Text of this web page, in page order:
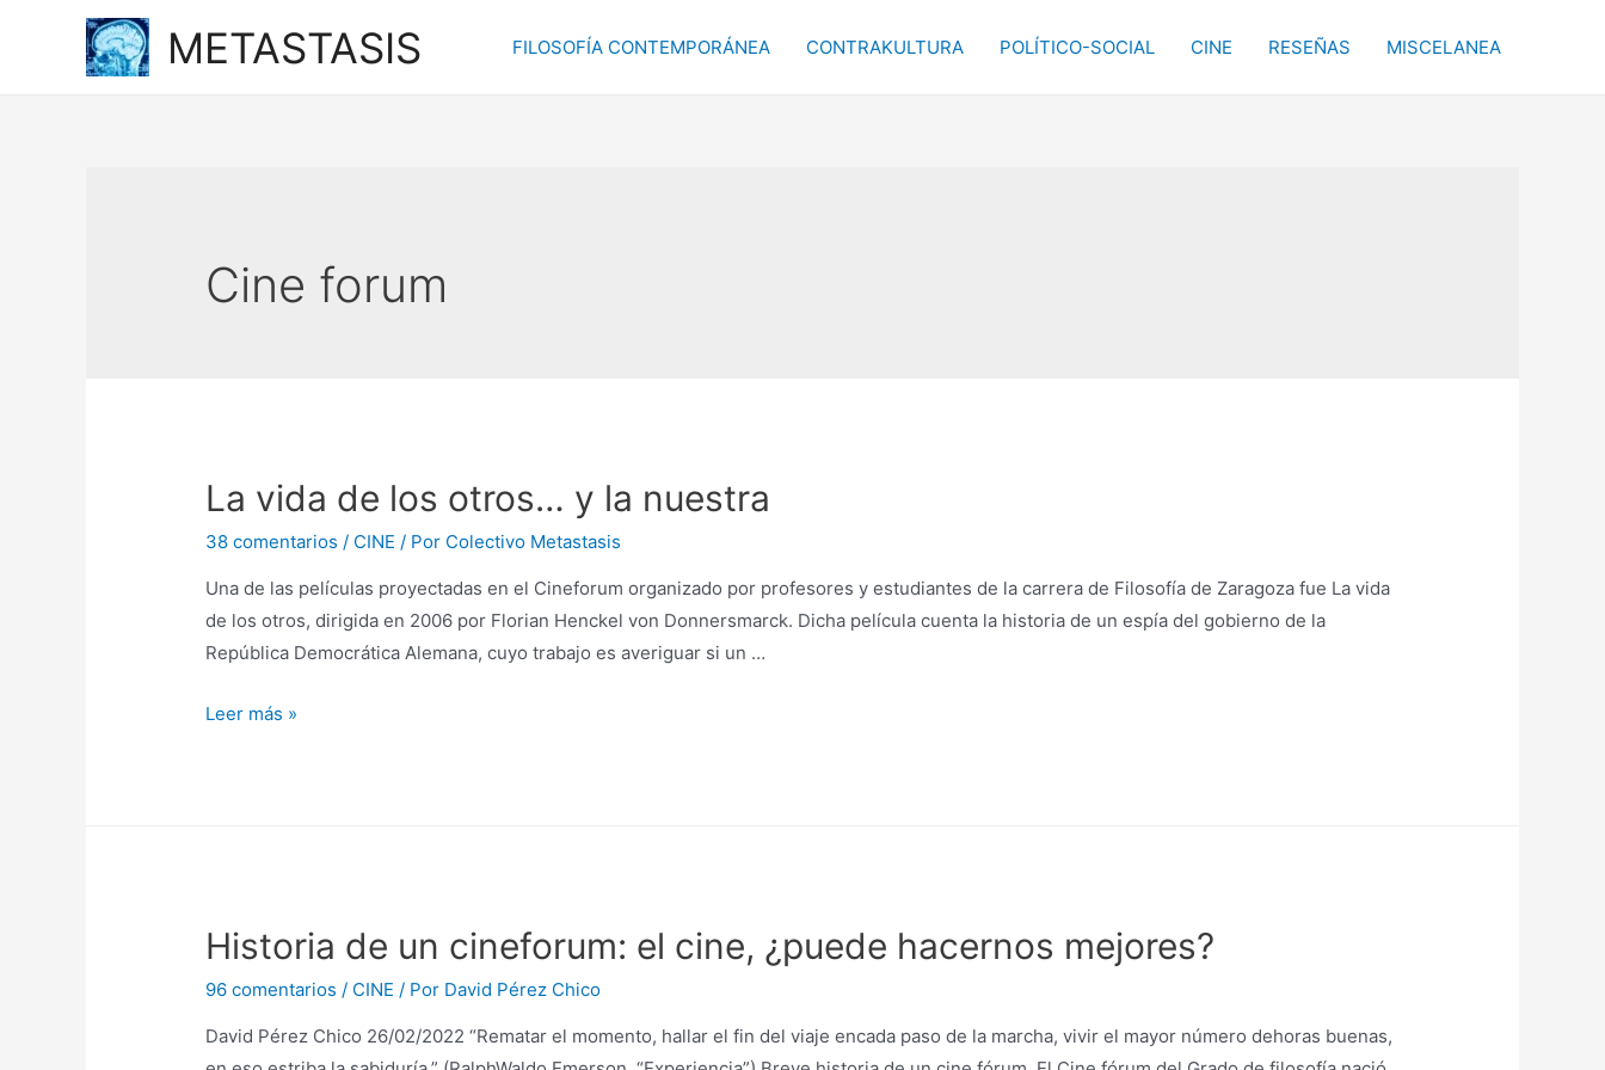
METASTASIS FILOSOFÍA CONTEMPORÁNEA CONTRAKULTURA POLÍTICO-SOCIAL CINE RESEÑAS MISCELANEA
Cine forum
La vida de los otros… y la nuestra
38 comentarios / CINE / Por Colectivo Metastasis
Una de las películas proyectadas en el Cineforum organizado por profesores y estudiantes de la carrera de Filosofía de Zaragoza fue La vida
de los otros, dirigida en 2006 por Florian Henckel von Donnersmarck. Dicha película cuenta la historia de un espía del gobierno de la
República Democrática Alemana, cuyo trabajo es averiguar si un …
La
nuestra
Leer más »
Historia de un cineforum: el cine, ¿puede hacernos mejores?
96 comentarios / CINE / Por David Pérez Chico
David Pérez Chico 26/02/2022 “Rematar el momento, hallar el fin del viaje encada paso de la marcha, vivir el mayor número dehoras buenas,